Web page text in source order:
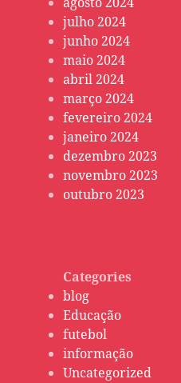
julho 2024
junho 2024
maio 2024
abril 2024
março 2024
fevereiro 2024
janeiro 2024
dezembro 2023
novembro 2023
outubro 2023
Categories
blog
Educação
futebol
informação
Uncategorized